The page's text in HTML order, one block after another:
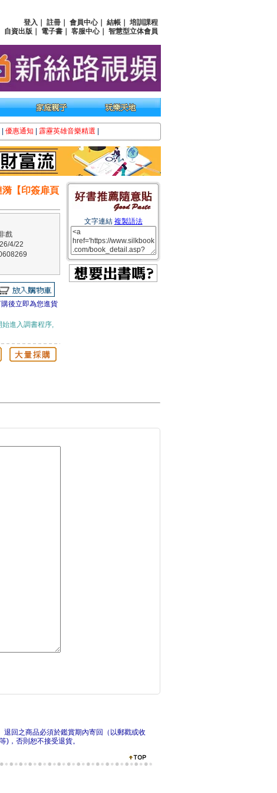
登入 註冊 會員中心｜ 結帳
培訓課程
自資出版 電子書 客服中心｜ 智慧型立体會員
優惠通知 霹靂英雄音樂精選
【印簽扉頁
戲
4/22
後立即為您進貨
進入調書程序,
文字連結 複製語法
回之商品必須於鑑賞期內寄回（以郵戳或收
)，否則恕不接受退貨。